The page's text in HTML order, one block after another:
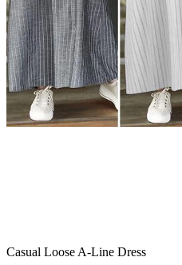
Casual Loose A-Line Dress